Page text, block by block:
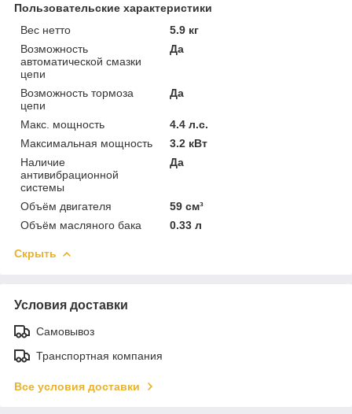
Пользовательские характеристики
Вес нетто
5.9 кг
Возможность
автоматической смазки
цепи
Да
Возможность тормоза
цепи
Да
Макс. мощность
4.4 л.с.
Максимальная мощность
3.2 кВт
Наличие
антивибрационной
системы
Да
Объём двигателя
59 см³
Объём масляного бака
0.33 л
Скрыть
Условия доставки
Самовывоз
Транспортная компания
Все условия доставки